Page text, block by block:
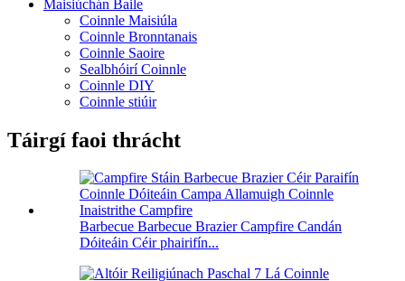
Maisiúchán Baile
Coinnle Maisiúla
Coinnle Bronntanais
Coinnle Saoire
Sealbhóirí Coinnle
Coinnle DIY
Coinnle stiúir
Táirgí faoi thrácht
Barbecue Barbecue Brazier Campfire Candán
Dóiteáin Céir phairifín...